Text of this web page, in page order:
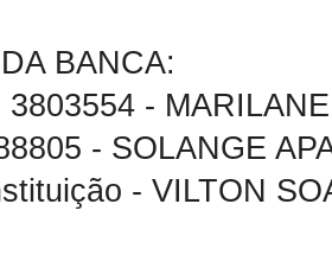
BANCA:
3803554 -
- SOLANGE
- VILTON